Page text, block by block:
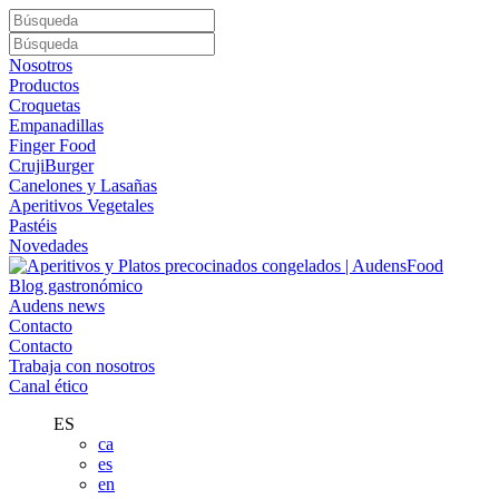
Nosotros
Productos
Croquetas
Empanadillas
Finger Food
CrujiBurger
Canelones y Lasañas
Aperitivos Vegetales
Pastéis
Novedades
Blog gastronómico
Audens news
Contacto
Contacto
Trabaja con nosotros
Canal ético
ES
ca
es
en